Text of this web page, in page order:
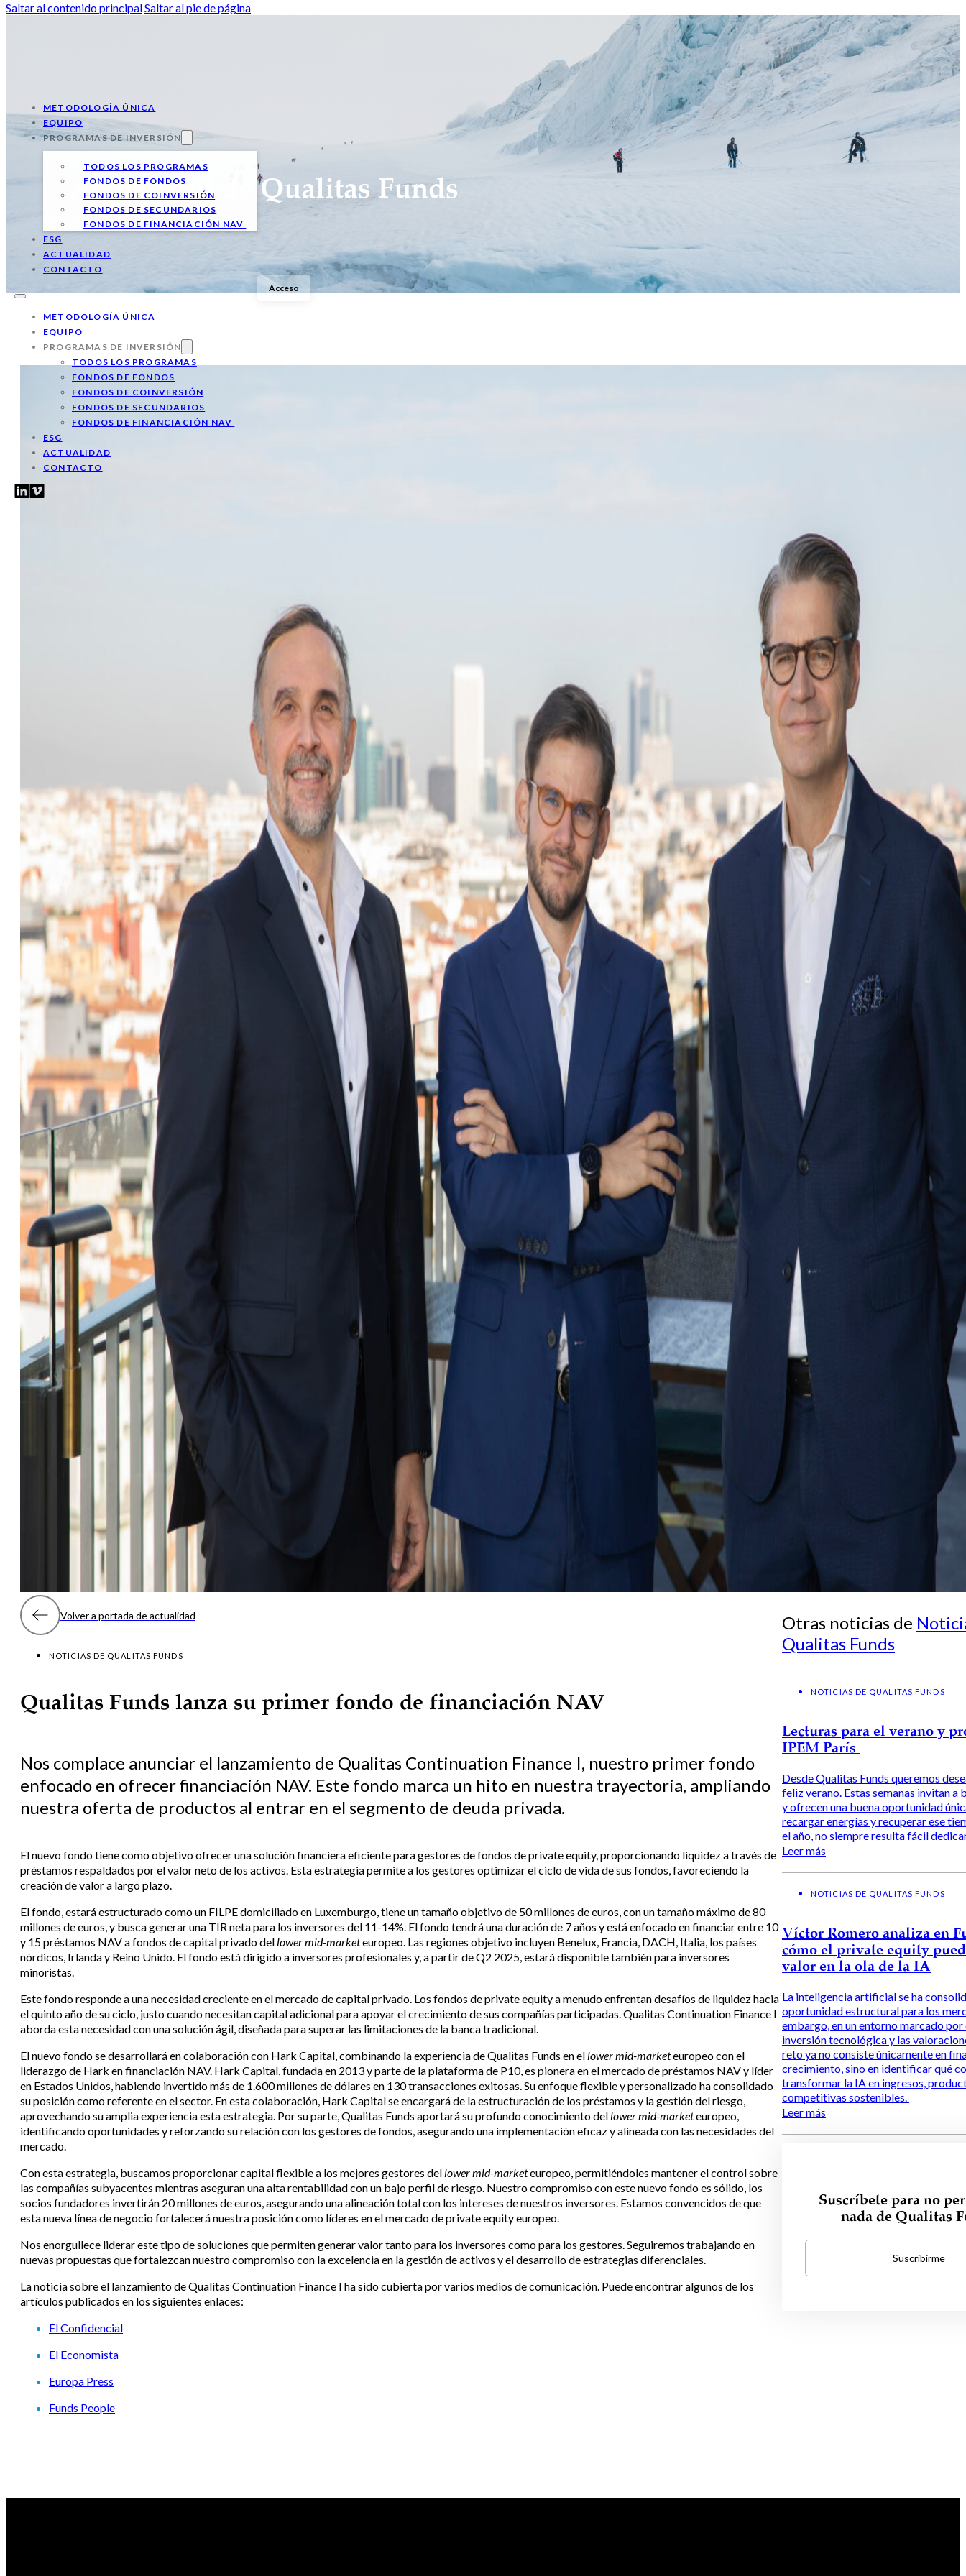
Saltar al contenido principalSaltar al pie de página
METODOLOGÍA ÚNICA
EQUIPO
PROGRAMAS DE INVERSIÓN
TODOS LOS PROGRAMAS
FONDOS DE FONDOS
FONDOS DE COINVERSIÓN
FONDOS DE SECUNDARIOS
FONDOS DE FINANCIACIÓN NAV
ESG
ACTUALIDAD
CONTACTO
METODOLOGÍA ÚNICA
EQUIPO
PROGRAMAS DE INVERSIÓN
TODOS LOS PROGRAMAS
FONDOS DE FONDOS
FONDOS DE COINVERSIÓN
FONDOS DE SECUNDARIOS
FONDOS DE FINANCIACIÓN NAV
ESG
ACTUALIDAD
CONTACTO
Acceso
Actualidad de Qualitas Funds
Volver a portada de actualidad
NOTICIAS DE QUALITAS FUNDS
Qualitas Funds lanza su primer fondo de financiación NAV
Nos complace anunciar el lanzamiento de Qualitas Continuation Finance I, nuestro primer fondo
enfocado en ofrecer financiación NAV. Este fondo marca un hito en nuestra trayectoria, ampliando
nuestra oferta de productos al entrar en el segmento de deuda privada.
El nuevo fondo tiene como objetivo ofrecer una solución financiera eficiente para gestores de fondos de private equity, proporcionando liquidez a través de
préstamos respaldados por el valor neto de los activos. Esta estrategia permite a los gestores optimizar el ciclo de vida de sus fondos, favoreciendo la
creación de valor a largo plazo.
El fondo, estará estructurado como un FILPE domiciliado en Luxemburgo, tiene un tamaño objetivo de 50 millones de euros, con un tamaño máximo de 80
millones de euros, y busca generar una TIR neta para los inversores del 11-14%. El fondo tendrá una duración de 7 años y está enfocado en financiar entre 10
y 15 préstamos NAV a fondos de capital privado dellower mid-marketeuropeo. Las regiones objetivo incluyen Benelux, Francia, DACH, Italia, los países
nórdicos, Irlanda y Reino Unido. El fondo está dirigido a inversores profesionales y, a partir de Q2 2025, estará disponible también para inversores
minoristas.
Este fondo responde a una necesidad creciente en el mercado de capital privado. Los fondos de private equity a menudo enfrentan desafíos de liquidez hacia
el quinto año de su ciclo, justo cuando necesitan capital adicional para apoyar el crecimiento de sus compañías participadas. Qualitas Continuation Finance I
aborda esta necesidad con una solución ágil, diseñada para superar las limitaciones de la banca tradicional.
El nuevo fondo se desarrollará en colaboración con Hark Capital, combinando la experiencia de Qualitas Funds en ellower mid-marketeuropeo con el
liderazgo de Hark en financiación NAV. Hark Capital, fundada en 2013 y parte de la plataforma de P10, es pionera en el mercado de préstamos NAV y líder
en Estados Unidos, habiendo invertido más de 1.600 millones de dólares en 130 transacciones exitosas. Su enfoque flexible y personalizado ha consolidado
su posición como referente en el sector. En esta colaboración, Hark Capital se encargará de la estructuración de los préstamos y la gestión del riesgo,
aprovechando su amplia experiencia esta estrategia. Por su parte, Qualitas Funds aportará su profundo conocimiento dellower mid-marketeuropeo,
identificando oportunidades y reforzando su relación con los gestores de fondos, asegurando una implementación eficaz y alineada con las necesidades del
mercado.
Con esta estrategia, buscamos proporcionar capital flexible a los mejores gestores dellower mid-marketeuropeo, permitiéndoles mantener el control sobre
las compañías subyacentes mientras aseguran una alta rentabilidad con un bajo perfil de riesgo. Nuestro compromiso con este nuevo fondo es sólido, los
socios fundadores invertirán 20 millones de euros, asegurando una alineación total con los intereses de nuestros inversores. Estamos convencidos de que
esta nueva línea de negocio fortalecerá nuestra posición como líderes en el mercado de private equity europeo.
Nos enorgullece liderar este tipo de soluciones que permiten generar valor tanto para los inversores como para los gestores. Seguiremos trabajando en
nuevas propuestas que fortalezcan nuestro compromiso con la excelencia en la gestión de activos y el desarrollo de estrategias diferenciales.
La noticia sobre el lanzamiento de Qualitas Continuation Finance I ha sido cubierta por varios medios de comunicación. Puede encontrar algunos de los
artículos publicados en los siguientes enlaces:
El Confidencial
El Economista
Europa Press
Funds People
Otras noticias de
Qualitas Funds
NOTICIAS DE QUALITAS FUNDS
Lecturas para el verano y
IPEM París
Desde Qualitas Funds queremos
feliz verano. Estas semanas invitan a
y ofrecen una buena oportunidad
recargar energías y recuperar ese
el año, no siempre resulta fácil
Leer más
NOTICIAS DE QUALITAS FUNDS
Víctor Romero analiza en
cómo el private equity
valor en la ola de la IA
La inteligencia artificial se ha
oportunidad estructural para los
embargo, en un entorno marcado por
inversión tecnológica y las
reto ya no consiste únicamente en
crecimiento, sino en identificar qué
transformar la IA en ingresos,
competitivas sostenibles.
Leer más
Suscríbete para no
nada de Qualitas
Suscribirme